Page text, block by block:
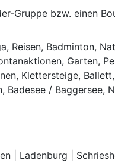
Gruppe bzw. einen
Reisen, Badminton,
Garten,
Klettersteige,
Badesee / Baggersee,
| Ladenburg |